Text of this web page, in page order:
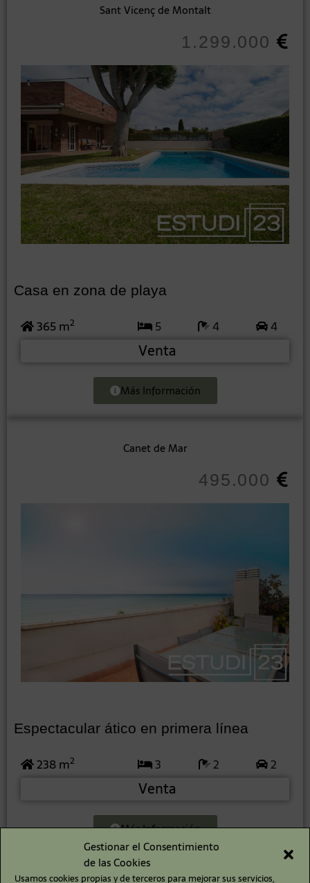
Gestionar el Consentimiento
de las Cookies
Usamos cookies propias y de terceros para mejorar sus servicios,
Sant Vicenç de Montalt
1.299.000
Casa en zona de playa
365 m2 5 4 4
Venta
Más Información
Canet de Mar
495.000
Espectacular ático en primera línea
238 m2 3 2 2
Venta
Más Información